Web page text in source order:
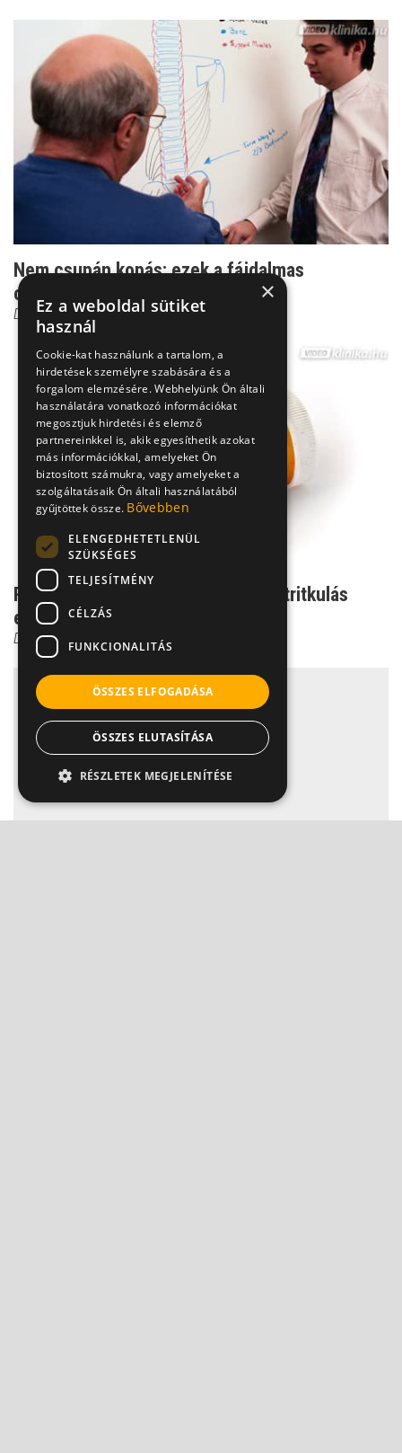
Nem csupán kopás: ezek a fájdalmas
csontritkulás biztos jele...
Dr. Zolnay Péter
Ritka mellékhatás: Csonttörő csontritkulás
elleni szer?
Dr. Zolnay Péter
×
Ez a weboldal sütiket
használ
Cookie-kat használunk a tartalom, a
hirdetések személyre szabására és a
forgalom elemzésére. Webhelyünk Ön általi
használatára vonatkozó információkat
megosztjuk hirdetési és elemző
partnereinkkel is, akik egyesíthetik azokat
más információkkal, amelyeket Ön
biztosított számukra, vagy amelyeket a
szolgáltatásaik Ön általi használatából
gyűjtöttek össze. Bővebben
ELENGEDHETETLENÜL
SZÜKSÉGES
TELJESÍTMÉNY
CÉLZÁS
FUNKCIONALITÁS
ÖSSZES ELFOGADÁSA
ÖSSZES ELUTASÍTÁSA
RÉSZLETEK MEGJELENÍTÉSE